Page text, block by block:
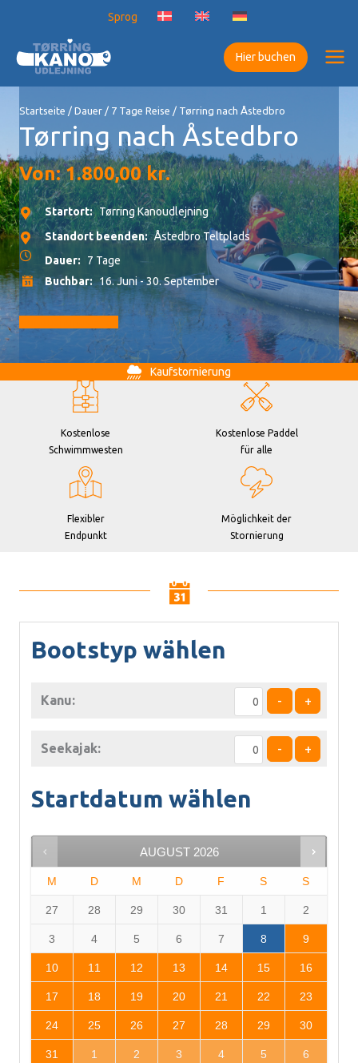
springen
Sprog
Hier buchen
Startseite / Dauer / 7 Tage Reise / Tørring nach Åstedbro
Tørring nach Åstedbro
Von:1.800,00kr.
Startort: Tørring Kanoudlejning
Standort beenden: Åstedbro Teltplads
Dauer: 7 Tage
Buchbar: 16. Juni - 30. September
Kaufstornierung
Kostenlose
Schwimmwesten
Kostenlose Paddel
für alle
Flexibler
Endpunkt
Möglichkeit der
Stornierung
Bootstyp wählen
Kanu: - +
Seekajak: - +
Startdatum wählen
AUGUST 2026
M D M D F S S
27 28 29 30 31 1 2
3 4 5 6 7 8 9
10 11 12 13 14 15 16
17 18 19 20 21 22 23
24 25 26 27 28 29 30
31 1 2 3 4 5 6